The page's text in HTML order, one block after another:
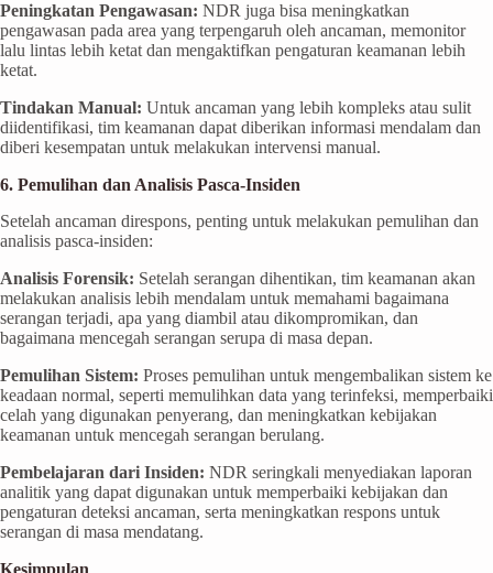
Peningkatan Pengawasan: NDR juga bisa meningkatkan
pengawasan pada area yang terpengaruh oleh ancaman, memonitor
lalu lintas lebih ketat dan mengaktifkan pengaturan keamanan lebih
ketat.
Tindakan Manual: Untuk ancaman yang lebih kompleks atau sulit
diidentifikasi, tim keamanan dapat diberikan informasi mendalam dan
diberi kesempatan untuk melakukan intervensi manual.
6. Pemulihan dan Analisis Pasca-Insiden
Setelah ancaman direspons, penting untuk melakukan pemulihan dan
analisis pasca-insiden:
Analisis Forensik: Setelah serangan dihentikan, tim keamanan akan
melakukan analisis lebih mendalam untuk memahami bagaimana
serangan terjadi, apa yang diambil atau dikompromikan, dan
bagaimana mencegah serangan serupa di masa depan.
Pemulihan Sistem: Proses pemulihan untuk mengembalikan sistem ke
keadaan normal, seperti memulihkan data yang terinfeksi, memperbaiki
celah yang digunakan penyerang, dan meningkatkan kebijakan
keamanan untuk mencegah serangan berulang.
Pembelajaran dari Insiden: NDR seringkali menyediakan laporan
analitik yang dapat digunakan untuk memperbaiki kebijakan dan
pengaturan deteksi ancaman, serta meningkatkan respons untuk
serangan di masa mendatang.